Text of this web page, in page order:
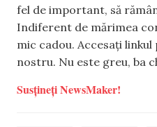
fel de important, să
Indiferent de mărimea
mic cadou. Accesați
nostru. Nu este greu, ba
Susțineți NewsMaker!